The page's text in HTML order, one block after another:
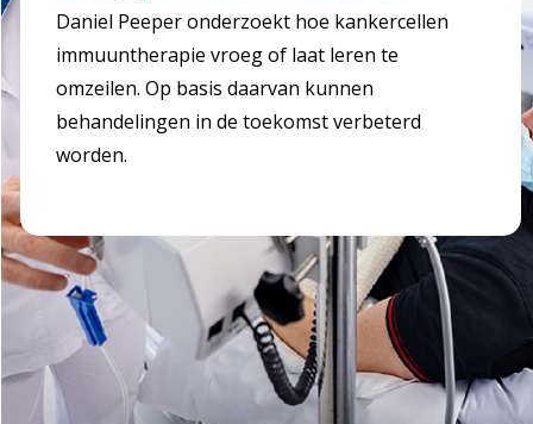
Daniel Peeper onderzoekt hoe kankercellen
immuuntherapie vroeg of laat leren te
omzeilen. Op basis daarvan kunnen
behandelingen in de toekomst verbeterd
worden.